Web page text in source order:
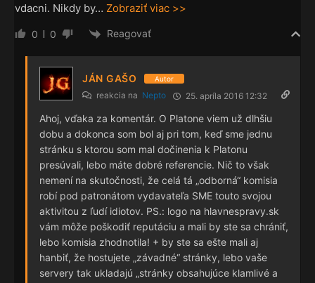
vdacni. Nikdy by… Zobraziť viac >>
0 0 Reagovať
JÁN GAŠO Autor
reakcia na Nepto 25. apríla 2016 12:32
Ahoj, vďaka za komentár. O Platone viem už dlhšiu
dobu a dokonca som bol aj pri tom, keď sme jednu
stránku s ktorou som mal dočinenia k Platonu
presúvali, lebo máte dobré referencie. Nič to však
nemení na skutočnosti, že celá tá „odborná“ komisia
robí pod patronátom vydavateľa SME touto svojou
aktivitou z ľudí idiotov. PS.: logo na hlavnespravy.sk
vám môže poškodiť reputáciu a mali by ste sa chrániť,
lebo komisia zhodnotila! + by ste sa ešte mali aj
hanbiť, že hostujete „závadné“ stránky, lebo vaše
servery tak ukladajú „stránky obsahujúce klamlivé a